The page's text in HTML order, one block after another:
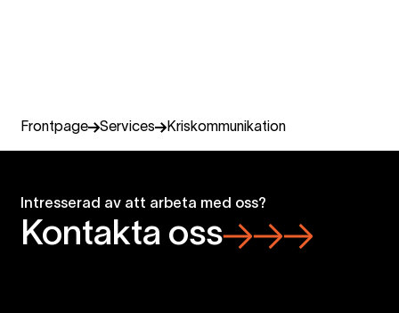
Frontpage Services Kriskommunikation
Intresserad av att arbeta med oss?
Kontakta oss